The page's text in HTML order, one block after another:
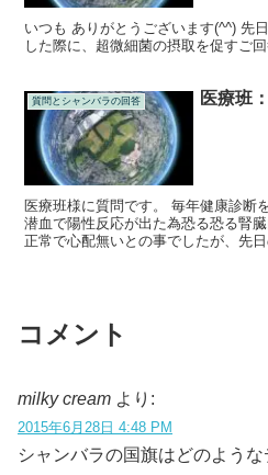
いつも ありがとうございます(^^) 先
した際に、超微細菌の摂取を促すご
質問とシャンバラの回答 医療班
医療班様に質問です。 毎年健康診断
潜血で陽性反応が出た為恐る恐る腎
正常で心配無いとの事でしたが、先
コメント
milky cream より:
2015年6月28日 4:48 PM
シャンバラの国旗はどのような